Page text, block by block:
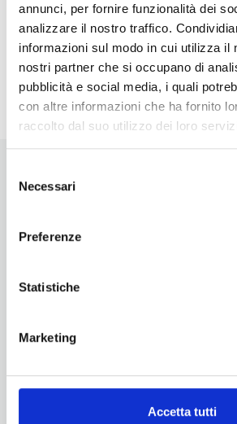
annunci, per fornire funzionalità dei
analizzare il nostro traffico.
informazioni sul modo in cui utilizza il
nostri partner che si occupano di
pubblicità e social media, i quali
con altre informazioni che ha fornito
raccolto dal suo utilizzo dei loro
delNecessari
Preferenze
Statistiche
Marketing
Accetta tutti
I giovedì della Geotermia:
Soffione dimostrativo di
Sasso Pisano- 06/08/2026 -
19:00
Iscriviti alla nostra newsletter! Subito
Servizio Promozione e Sviluppo delle
Ufficio Internazionalizzazione,
turismo@tno.camcom.it